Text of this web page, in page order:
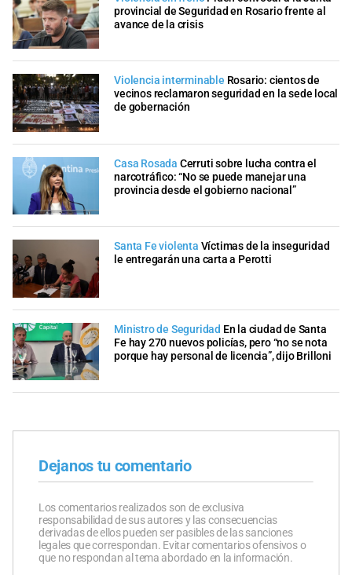
provincial de Seguridad en Rosario frente al
avance de la crisis
Violencia interminable Rosario: cientos de
vecinos reclamaron seguridad en la sede local
de gobernación
Casa Rosada Cerruti sobre lucha contra el
narcotráfico: “No se puede manejar una
provincia desde el gobierno nacional”
Santa Fe violenta Víctimas de la inseguridad
le entregarán una carta a Perotti
Ministro de Seguridad En la ciudad de Santa
Fe hay 270 nuevos policías, pero “no se nota
porque hay personal de licencia”, dijo Brilloni
Dejanos tu comentario
Los comentarios realizados son de exclusiva
responsabilidad de sus autores y las consecuencias
derivadas de ellos pueden ser pasibles de las sanciones
legales que correspondan. Evitar comentarios ofensivos o
que no respondan al tema abordado en la información.